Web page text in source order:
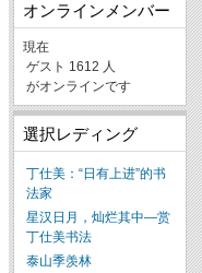
オンラインメンバー
現在
ゲスト 1612 人
がオンラインです
選択レディング
丁仕美：“日有上进”的书
法家
星汉日月，灿烂其中—赏
丁仕美书法
泰山季羡林